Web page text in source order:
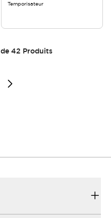
Temporisateur
de 42 Produits